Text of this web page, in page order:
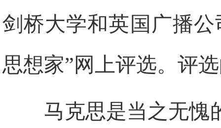
剑桥大学和英国广播
思想家”网上评选。评
马克思是当之无愧